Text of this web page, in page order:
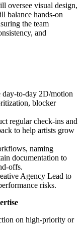
oversee visual design,
balance hands-on
the team
and
day-to-day 2D/motion
blocker
regular check-ins and
to help artists grow
naming
documentation to
offs.
Agency Lead to
risks.
on high-priority or